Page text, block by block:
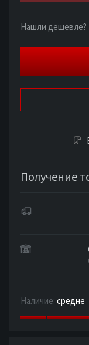
Нашли дешевле?
Получение
Наличие: средне